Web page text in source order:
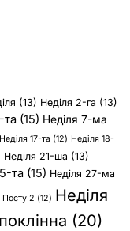
(13) Неділя 2-га (13)
та (15) Неділя 7-ма
Неділя 17-та (12) Неділя 18-
Неділя 21-ша (13)
та (15) Неділя 27-ма
Посту 2 (12) Неділя
(20)